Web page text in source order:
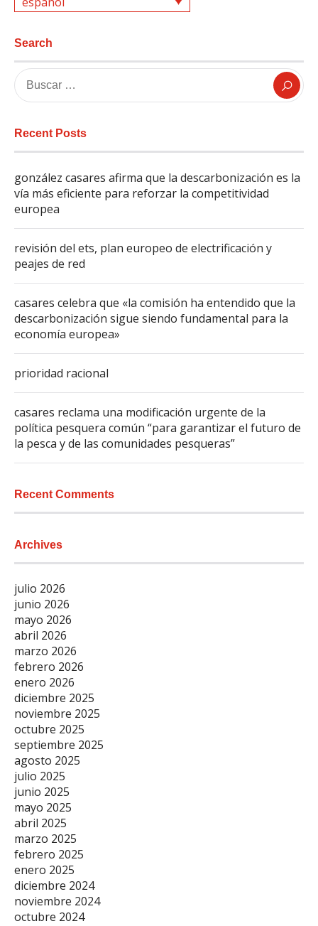
Search
Recent Posts
gonzález casares afirma que la descarbonización es la
vía más eficiente para reforzar la competitividad
europea
revisión del ets, plan europeo de electrificación y
peajes de red
casares celebra que «la comisión ha entendido que la
descarbonización sigue siendo fundamental para la
economía europea»
prioridad racional
casares reclama una modificación urgente de la
política pesquera común “para garantizar el futuro de
la pesca y de las comunidades pesqueras”
Recent Comments
Archives
julio 2026
junio 2026
mayo 2026
abril 2026
marzo 2026
febrero 2026
enero 2026
diciembre 2025
noviembre 2025
octubre 2025
septiembre 2025
agosto 2025
julio 2025
junio 2025
mayo 2025
abril 2025
marzo 2025
febrero 2025
enero 2025
diciembre 2024
noviembre 2024
octubre 2024